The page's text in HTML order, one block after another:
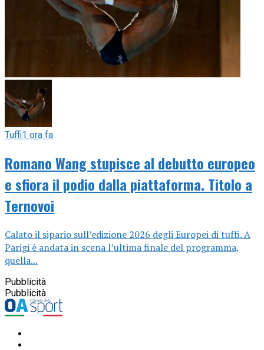
Tuffi1 ora fa
Romano Wang stupisce al debutto europeo
e sfiora il podio dalla piattaforma. Titolo a
Ternovoi
Calato il sipario sull’edizione 2026 degli Europei di tuffi. A
Parigi è andata in scena l’ultima finale del programma,
quella...
Pubblicità
Pubblicità